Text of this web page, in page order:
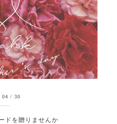
04 / 30
ドを贈りませんか